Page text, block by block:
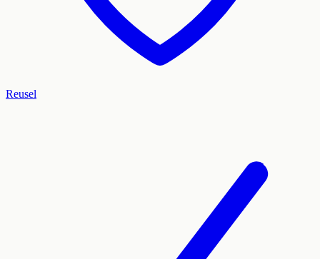
Reusel